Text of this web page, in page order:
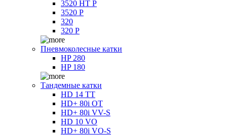
3520 HT P
3520 P
320
320 P
Пневмоколесные катки
HP 280
HP 180
Тандемные катки
HD 14 TT
HD+ 80i OT
HD+ 80i VV-S
HD 10 VO
HD+ 80i VO-S